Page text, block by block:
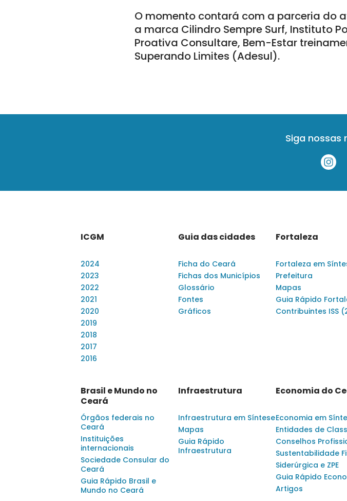
O momento contará com a parceria do
a marca Cilindro Sempre Surf, Instituto
Proativa Consultare, Bem-Estar
Superando Limites (Adesul).
Siga nossas
ICGM
2024
2023
2022
2021
2020
2019
2018
2017
2016
Guia das cidades
Ficha do Ceará
Fichas dos Municípios
Glossário
Fontes
Gráficos
Fortaleza
Fortaleza em
Prefeitura
Mapas
Guia Rápido
Contribuintes ISS
Brasil e Mundo no
Ceará
Órgãos federais no
Ceará
Instituições
internacionais
Sociedade Consular do
Ceará
Guia Rápido Brasil e
Mundo no Ceará
Infraestrutura
Infraestrutura em Síntese
Mapas
Guia Rápido
Infraestrutura
Economia do
Economia em
Entidades de
Conselhos
Sustentabilidade
Siderúrgica e ZPE
Guia Rápido
Artigos